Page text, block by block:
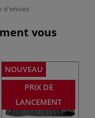
d'envies
vous
NOUVEAU
PRIX DE
LANCEMENT